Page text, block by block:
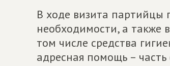
В ходе визита партийцы
необходимости, а также
том числе средства
адресная помощь –